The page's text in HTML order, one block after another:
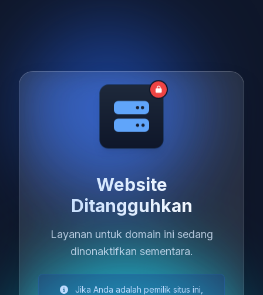
Website
Ditangguhkan
Layanan untuk domain ini sedang
dinonaktifkan sementara.
Jika Anda adalah pemilik situs ini,